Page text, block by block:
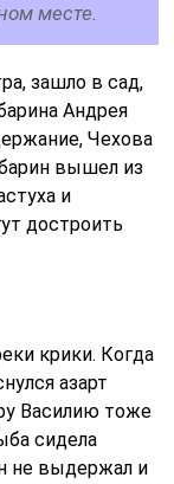
месте.
зашло в сад,
Андрея
Чехова
вышел из
и
достроить
крики. Когда
азарт
Василию тоже
сидела
не выдержал и